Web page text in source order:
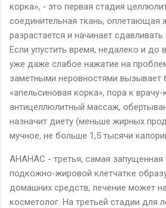
корка», - это первая стадия
соединительная ткань, оплетающая
разрастается и начинает сдавливать
Если упустить время, недалеко и до
уже даже слабое нажатие на
заметными неровностями вызывает
«апельсиновая корка», пора к
антицеллюлитный массаж,
назначит диету (меньше жирных
мучное, не больше 1,5 тысячи
АНАНАС - третья, самая запущенная
подкожно-жировой клетчатке
домашних средств, лечение может
косметолог. На третьей стадии для